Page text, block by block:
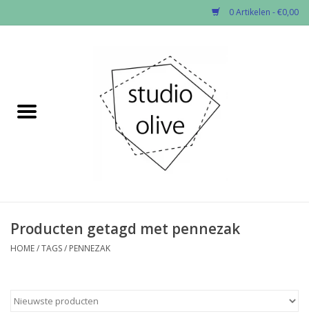
0 Artikelen - €0,00
✂︎Nieuw
Fournituren
Workshops
Producten getagd met pennezak
HOME/TAGS/ PENNEZAK